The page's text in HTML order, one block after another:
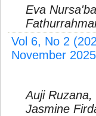
Eva
Vol 6, No 2
November 2025
Auji
Jasmine